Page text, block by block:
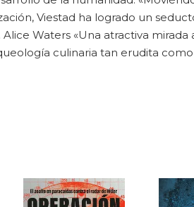
Viestad ha logrado un
Waters «Una atractiva
culinaria tan erudita como